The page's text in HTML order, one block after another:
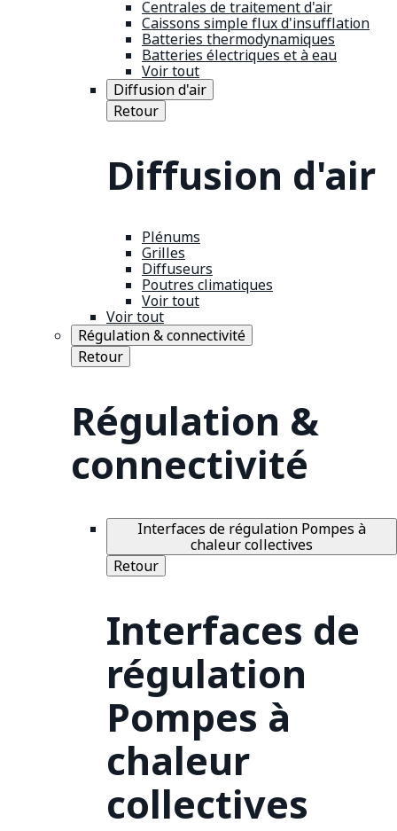
Centrales de traitement d'air
Caissons simple flux d'insufflation
Batteries thermodynamiques
Batteries électriques et à eau
Voir tout
Diffusion d'air
Retour
Diffusion d'air
Plénums
Grilles
Diffuseurs
Poutres climatiques
Voir tout
Voir tout
Régulation & connectivité
Retour
Régulation &
connectivité
Interfaces de régulation Pompes à
chaleur collectives
Retour
Interfaces de
régulation
Pompes à
chaleur
collectives